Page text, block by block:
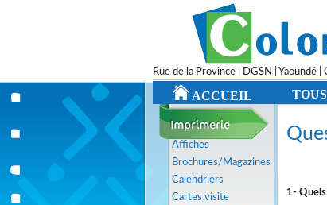
Rue de la Province | DGSN |
ACCUEIL
Affiches
Brochures/Magazines
Calendriers
Cartes visite
1-